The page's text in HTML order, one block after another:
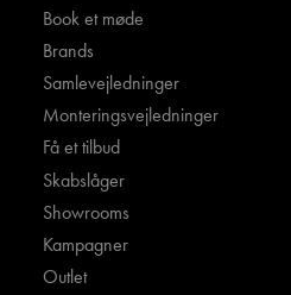
Book et møde
Brands
Samlevejledninger
Monteringsvejledninger
Få et tilbud
Skabslåger
Showrooms
Kampagner
Outlet